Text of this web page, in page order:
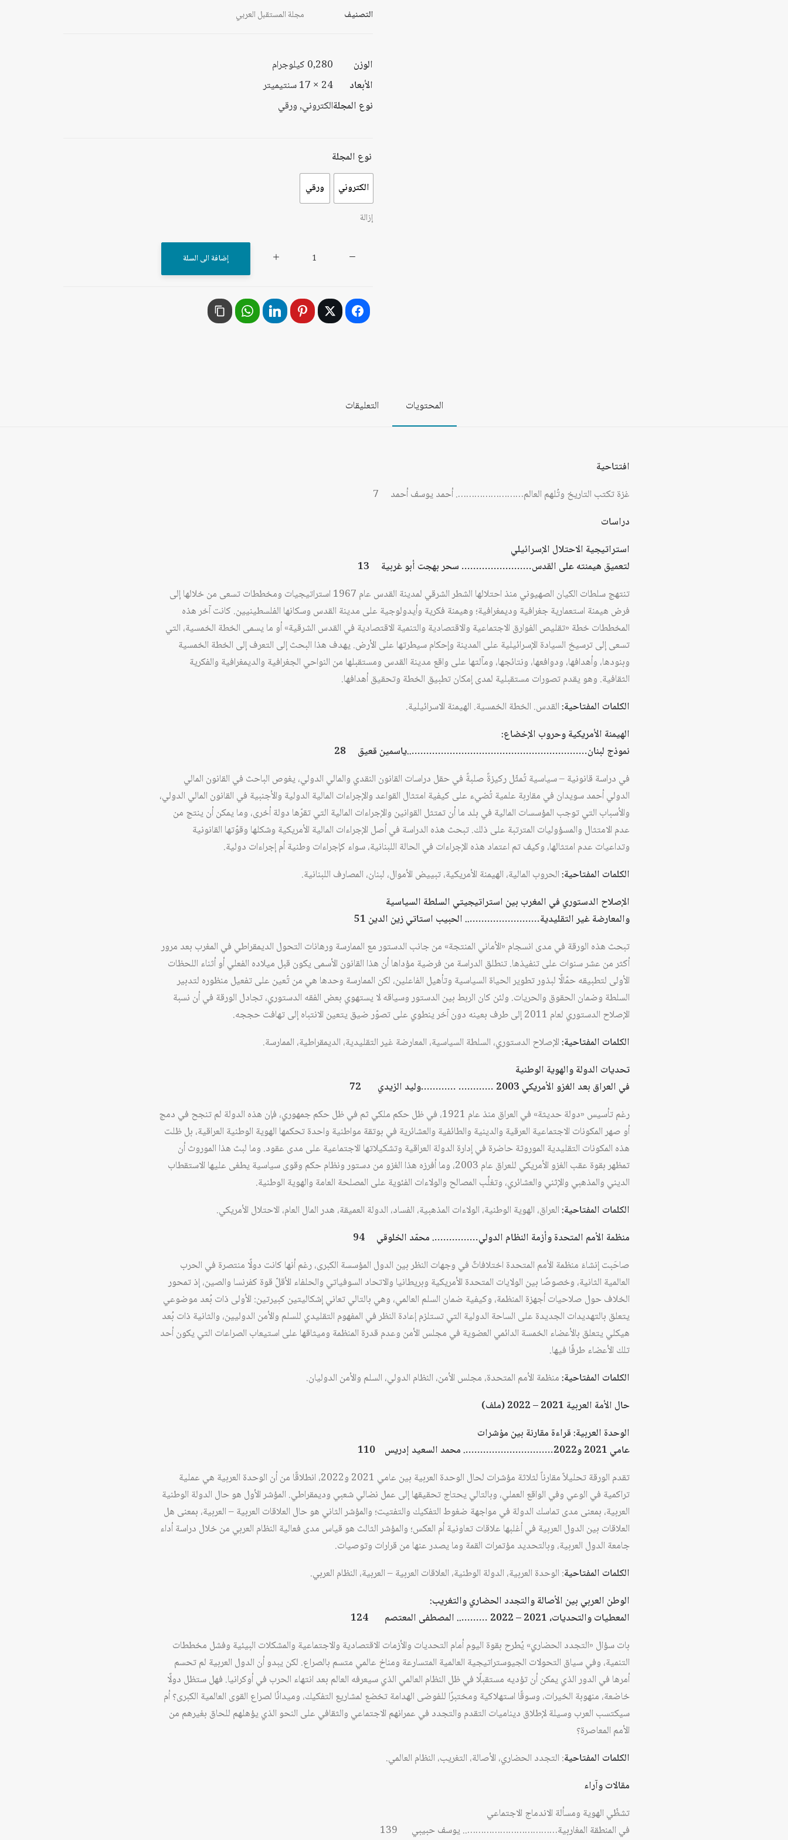
التصنيف مجلة المستقبل العربي
الوزن
0,280 كيلوجرام
الأبعاد
24 × 17 سنتيميتر
نوع المجلةالكتروني, ورقي
نوع المجلة
الكتروني ورقي
إزالة
العربي
العدد
2023
إضافة الى السلة
المحتويات التعليقات
افتتاحية
غزة تكتب التاريخ وتُلهم العالم……………………. أحمد يوسف أحمد 7
دراسات
استراتيجية الاحتلال الإسرائيلي
لتعميق هيمنته على القدس…………………… سحر بهجت أبو غربية 13
تنتهج سلطات الكيان الصهيوني منذ احتلالها الشطر الشرقي لمدينة القدس عام 1967 استراتيجيات ومخططات تسعى من خلالها إلى
فرض هيمنة استعمارية جغرافية وديمغرافية؛ وهيمنة فكرية وأيدولوجية على مدينة القدس وسكانها الفلسطينيين. كانت آخر هذه
المخططات خطة «تقليص الفوارق الاجتماعية والاقتصادية والتنمية الاقتصادية في القدس الشرقية» أو ما يسمى الخطة الخمسية، التي
تسعى إلى ترسيخ السيادة الإسرائيلية على المدينة وإحكام سيطرتها على الأرض. يهدف هذا البحث إلى التعرف إلى الخطة الخمسية
وبنودها، وأهدافها، ودوافعها، ونتائجها، ومآلتها على واقع مدينة القدس ومستقبلها من النواحي الجغرافية والديمغرافية والفكرية
الثقافية. وهو يقدم تصورات مستقبلية لمدى إمكان تطبيق الخطة وتحقيق أهدافها.
الكلمات المفتاحية:القدس. الخطة الخمسية. الهيمنة الاسرائيلية.
الهيمنة الأمريكية وحروب الإخضاع:
نموذج لبنان……………………………………………………..ياسمين قعيق 28
في دراسة قانونية – سياسية تُمثّل ركيزةً صلبةً في حقل دراسات القانون النقدي والمالي الدولي، يغوص الباحث في القانون المالي
الدولي أحمد سويدان في مقاربة علمية تُضيء على كيفية امتثال القواعد والإجراءات المالية الدولية والأجنبية في القانون المالي الدولي،
والأسباب التي توجب المؤسسات المالية في بلد ما أن تمتثل القوانين والإجراءات المالية التي تقرّها دولة أخرى، وما يمكن أن ينتج من
عدم الامتثال والمسؤوليات المترتبة على ذلك. تبحث هذه الدراسة في أصل الإجراءات المالية الأمريكية وشكلها وقوّتها القانونية
وتداعيات عدم امتثالها، وكيف تم اعتماد هذه الإجراءات في الحالة اللبنانية، سواء كإجراءات وطنية أم إجراءات دولية.
الكلمات المفتاحية:الحروب المالية، الهيمنة الأمريكية، تبييض الأموال، لبنان، المصارف اللبنانية.
الإصلاح الدستوري في المغرب بين استراتيجيتي السلطة السياسية
والمعارضة غير التقليدية…………………….. الحبيب استاتي زين الدين 51
تبحث هذه الورقة في مدى انسجام «الأماني المنتجة» من جانب الدستور مع الممارسة ورهانات التحول الديمقراطي في المغرب بعد مرور
أكثر من عشر سنوات على تنفيذها. تنطلق الدراسة من فرضية مؤداها أن هذا القانون الأسمى يكون قبل ميلاده الفعلي أو أثناء اللحظات
الأولى لتطبيقه حمّالًا لبذور تطوير الحياة السياسية وتأهيل الفاعلين، لكن الممارسة وحدها هي من تُعين على تفعيل منظوره لتدبير
السلطة وضمان الحقوق والحريات. ولئن كان الربط بين الدستور وسياقه لا يستهوي بعض الفقه الدستوري، تجادل الورقة في أن نسبة
الإصلاح الدستوري لعام 2011 إلى طرف بعينه دون آخر ينطوي على تصوّر ضيق يتعين الانتباه إلى تهافت حججه.
الكلمات المفتاحية:الإصلاح الدستوري، السلطة السياسية، المعارضة غير التقليدية، الديمقراطية، الممارسة.
تحديات الدولة والهوية الوطنية
في العراق بعد الغزو الأمريكي 2003 ………… …………وليد الزيدي 72
رغم تأسيس «دولة حديثة» في العراق منذ عام 1921، في ظل حكم ملكي ثم في ظل حكم جمهوري، فإن هذه الدولة لم تنجح في دمج
أو صهر المكونات الاجتماعية العرقية والدينية والطائفية والعشائرية في بوتقة مواطنية واحدة تحكمها الهوية الوطنية العراقية، بل ظلت
هذه المكونات التقليدية الموروثة حاضرة في إدارة الدولة العراقية وتشكيلاتها الاجتماعية على مدى عقود. وما لبث هذا الموروث أن
تمظهر بقوة عقب الغزو الأمريكي للعراق عام 2003، وما أفرزه هذا الغزو من دستور ونظام حكم وقوى سياسية يطغى عليها الاستقطاب
الديني والمذهبي والإثني والعشائري، وتغلِّب المصالح والولاءات الفئوية على المصلحة العامة والهوية الوطنية.
الكلمات المفتاحية:العراق، الهوية الوطنية، الولاءات المذهبية، الفساد، الدولة العميقة، هدر المال العام، الاحتلال الأمريكي.
منظمة الأمم المتحدة وأزمة النظام الدولي……………. محمّد الخلوقي 94
صاحَبت إنشاءَ منظمة الأمم المتحدة اختلافاتٌ في وجهات النظر بين الدول المؤسسة الكبرى، رغم أنها كانت دولًا منتصرة في الحرب
العالمية الثانية، وخصوصًا بين الولايات المتحدة الأمريكية وبريطانيا والاتحاد السوفياتي والحلفاء الأقلّ قوة كفرنسا والصين، إذ تمحور
الخلاف حول صلاحيات أجهزة المنظمة، وكيفية ضمان السلم العالمي، وهي بالتالي تعاني إشكاليتين كبيرتين: الأولى ذات بُعد موضوعي
يتعلق بالتهديدات الجديدة على الساحة الدولية التي تستلزم إعادة النظر في المفهوم التقليدي للسلم والأمن الدوليين، والثانية ذات بُعد
هيكلي يتعلق بالأعضاء الخمسة الدائمي العضوية في مجلس الأمن وعدم قدرة المنظمة وميثاقها على استيعاب الصراعات التي يكون أحد
تلك الأعضاء طرفًا فيها.
الكلمات المفتاحية:منظمة الأمم المتحدة، مجلس الأمن، النظام الدولي، السلم والأمن الدوليان.
حال الأمة العربية 2021 – 2022 (ملف)
الوحدة العربية: قراءة مقارنة بين مؤشرات
عامي 2021 و2022…………………………. محمد السعيد إدريس 110
تقدم الورقة تحليلاً مقارناً لثلاثة مؤشرات لحال الوحدة العربية بين عامي 2021 و2022، انطلاقًا من أن الوحدة العربية هي عملية
تراكمية في الوعي وفي الواقع العملي، وبالتالي يحتاج تحقيقها إلى عمل نضالي شعبي وديمقراطي. المؤشر الأول هو حال الدولة الوطنية
العربية، بمعنى مدى تماسك الدولة في مواجهة ضغوط التفكيك والتفتيت؛ والمؤشر الثاني هو حال العلاقات العربية – العربية، بمعنى هل
العلاقات بين الدول العربية في أغلبها علاقات تعاونية أم العكس؛ والمؤشر الثالث هو قياس مدى فعالية النظام العربي من خلال دراسة أداء
جامعة الدول العربية، وبالتحديد مؤتمرات القمة وما يصدر عنها من قرارات وتوصيات.
الكلمات المفتاحية: الوحدة العربية، الدولة الوطنية، العلاقات العربية – العربية، النظام العربي.
الوطن العربي بين الأصالة والتجدد الحضاري والتغريب:
المعطيات والتحديات، 2021 – 2022 ……….. المصطفى المعتصم 124
بات سؤال «التجدد الحضاري» يُطرح بقوة اليوم أمام التحديات والأزمات الاقتصادية والاجتماعية والمشكلات البيئية وفشل مخططات
التنمية، وفي سياق التحولات الجيوستراتيجية العالمية المتسارعة ومناخ عالمي متسم بالصراع. لكن يبدو أن الدول العربية لم تحسم
أمرها في الدور الذي يمكن أن تؤديه مستقبلًا في ظل النظام العالمي الذي سيعرفه العالم بعد انتهاء الحرب في أوكرانيا. فهل ستظل دولًا
خاضعة، منهوبة الخيرات، وسوقًا استهلاكية ومختبرًا للفوضى الهدامة تخضع لمشاريع التفكيك، وميدانًا لصراع القوى العالمية الكبرى؟ أم
سيكتسب العرب وسيلة لإطلاق ديناميات التقدم والتجدد في عمرانهم الاجتماعي والثقافي على النحو الذي يؤهلهم للحاق بغيرهم من
الأمم المعاصرة؟
الكلمات المفتاحية: التجدد الحضاري، الأصالة، التغريب، النظام العالمي.
مقالات وآراء
تشظّي الهوية ومسألة الاندماج الاجتماعي
في المنطقة المغاربية…………………………….. يوسف حبيبي 139